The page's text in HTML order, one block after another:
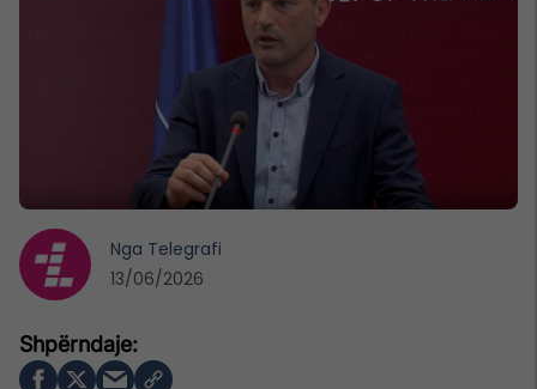
Nga Telegrafi
13/06/2026